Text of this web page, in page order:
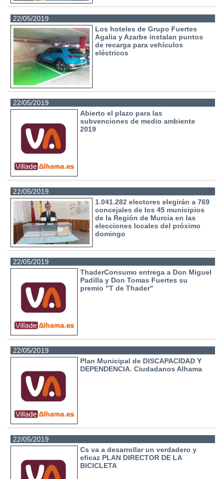
22/05/2019
Los hoteles de Grupo Fuertes
Agalia y Azarbe instalan puntos
de recarga para vehículos
eléctricos
22/05/2019
Abierto el plazo para las
subvenciones de medio ambiente
2019
22/05/2019
1.041.282 electores elegirán a 769
concejales de los 45 municipios
de la Región de Murcia en las
elecciones locales del próximo
domingo
22/05/2019
ThaderConsumo entrega a Don Miguel
Padilla y Don Tomas Fuertes su
premio "T de Thader"
22/05/2019
Plan Municipal de DISCAPACIDAD Y
DEPENDENCIA. Ciudadanos Alhama
22/05/2019
Cs va a desarrollar un verdadero y
eficaz PLAN DIRECTOR DE LA
BICICLETA